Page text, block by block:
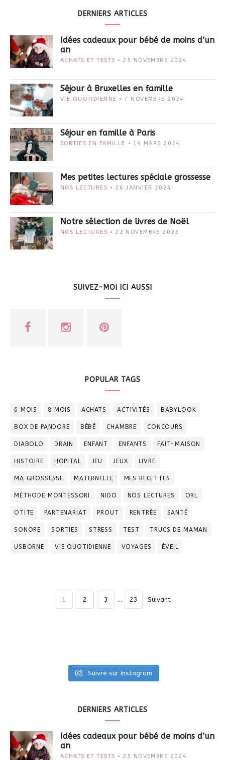
DERNIERS ARTICLES
Idées cadeaux pour bébé de moins d’un
an
ACHATS ET TESTS 25 NOVEMBRE 2024
Séjour à Bruxelles en famille
VIE QUOTIDIENNE 7 NOVEMBRE 2024
Séjour en famille à Paris
SORTIES EN FAMILLE 14 MARS 2024
Mes petites lectures spéciale grossesse
NOS LECTURES 26 JANVIER 2024
Notre sélection de livres de Noël
NOS LECTURES 22 NOVEMBRE 2023
SUIVEZ-MOI ICI AUSSI
POPULAR TAGS
6 MOIS 8 MOIS ACHATS ACTIVITÉS BABYLOOK
BOX DE PANDORE BÉBÉ CHAMBRE CONCOURS
DIABOLO DRAIN ENFANT ENFANTS FAIT-MAISON
HISTOIRE HOPITAL JEU JEUX LIVRE
MA GROSSESSE MATERNELLE MES RECETTES
MÉTHODE MONTESSORI NIDO NOS LECTURES ORL
OTITE PARTENARIAT PROUT RENTRÉE SANTÉ
SONORE SORTIES STRESS TEST TRUCS DE MAMAN
USBORNE VIE QUOTIDIENNE VOYAGES ÉVEIL
1 2 3 … 23 Suivant
Suivre sur Instagram
DERNIERS ARTICLES
Idées cadeaux pour bébé de moins d’un
an
ACHATS ET TESTS 25 NOVEMBRE 2024